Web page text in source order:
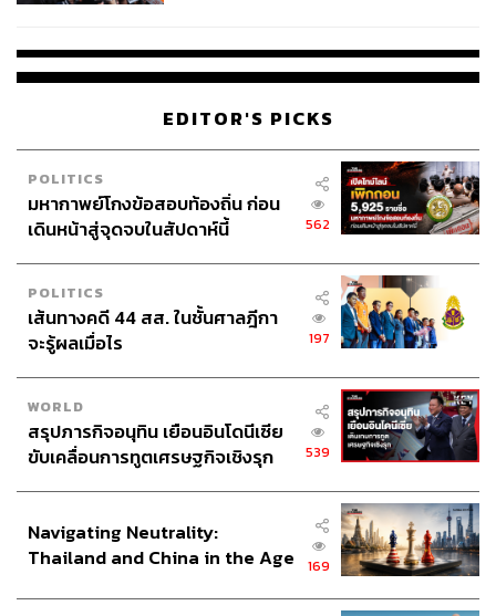
ภาพ : Dior
TAGS: Jonathan Anderson Lady Dior
Christian Dior
Dioriviera
Dior Gold House
EDITOR'S PICKS
POLITICS
มหากาพย์โกงข้อสอบท้องถิ่น ก่อน
เดินหน้าสู่จุดจบในสัปดาห์นี้
562
POLITICS
เส้นทางคดี 44 สส. ในชั้นศาลฎีกา
จะรู้ผลเมื่อไร
197
WORLD
สรุปภารกิจอนุทิน เยือนอินโดนีเซีย
ขับเคลื่อนการทูตเศรษฐกิจเชิงรุก
539
Navigating Neutrality:
Thailand and China in the Age
169